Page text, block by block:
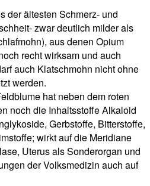
der ältesten Schmerz- und
zwar deutlich milder als
aus denen Opium
recht wirksam und auch
auch Klatschmohn nicht ohne
werden.
hat neben dem roten
noch die Inhaltsstoffe Alkaloid
Gerbstoffe, Bitterstoffe,
wirkt auf die Meridiane
Uterus als Sonderorgan und
der Volksmedizin auch auf